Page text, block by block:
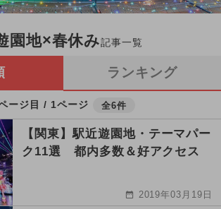
園地×春休み記事一覧
ランキング
ージ目 / 1ページ 全6件
【関東】駅近遊園地・テーマパー
ク11選 都内多数＆好アクセス
2019年03月19日